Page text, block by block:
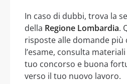
In caso di dubbi, trova la
della Regione Lombardia.
risposte alle domande
l’esame, consulta
tuo concorso e buona
verso il tuo nuovo lavoro.